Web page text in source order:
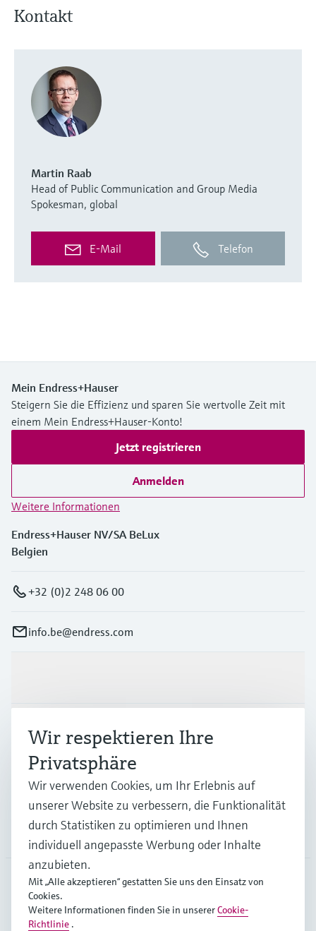
Kontakt
Martin Raab
Head of Public Communication and Group Media
Spokesman, global
E-Mail Telefon
Mein Endress+Hauser
Steigern Sie die Effizienz und sparen Sie wertvolle Zeit mit
einem Mein Endress+Hauser-Konto!
Jetzt registrieren
Anmelden
Weitere Informationen
Endress+Hauser NV/SA BeLux
Belgien
+32 (0)2 248 06 00
info.be@endress.com
Branchen
Support
Unternehmen
BEL
Wir respektieren Ihre
Privatsphäre
Wir verwenden Cookies, um Ihr Erlebnis auf
unserer Website zu verbessern, die Funktionalität
durch Statistiken zu optimieren und Ihnen
individuell angepasste Werbung oder Inhalte
anzubieten.
Mit „Alle akzeptieren“ gestatten Sie uns den Einsatz von
Cookies.
Weitere Informationen finden Sie in unsererCookie-
Richtlinie .